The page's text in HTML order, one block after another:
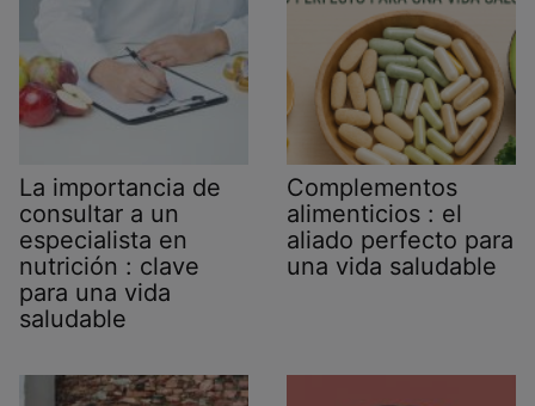
La importancia de
consultar a un
especialista en
nutrición : clave
para una vida
saludable
Complementos
alimenticios : el
aliado perfecto para
una vida saludable